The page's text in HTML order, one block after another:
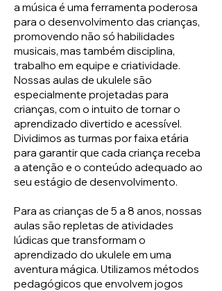
a música é uma ferramenta poderosa
para o desenvolvimento das crianças,
promovendo não só habilidades
musicais, mas também disciplina,
trabalho em equipe e criatividade.
Nossas aulas de ukulele são
especialmente projetadas para
crianças, com o intuito de tornar o
aprendizado divertido e acessível.
Dividimos as turmas por faixa etária
para garantir que cada criança receba
a atenção e o conteúdo adequado ao
seu estágio de desenvolvimento.
Para as crianças de 5 a 8 anos, nossas
aulas são repletas de atividades
lúdicas que transformam o
aprendizado do ukulele em uma
aventura mágica. Utilizamos métodos
pedagógicos que envolvem jogos